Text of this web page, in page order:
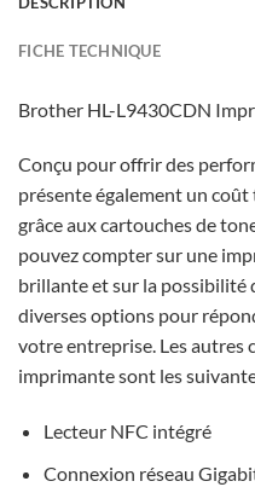
FICHE TECHNIQUE
Brother HL-L9430CDN
Conçu pour offrir des
présente également un
grâce aux cartouches de
pouvez compter sur une
brillante et sur la possibilité
diverses options pour
votre entreprise. Les autres
imprimante sont les
Lecteur NFC intégré
Connexion réseau